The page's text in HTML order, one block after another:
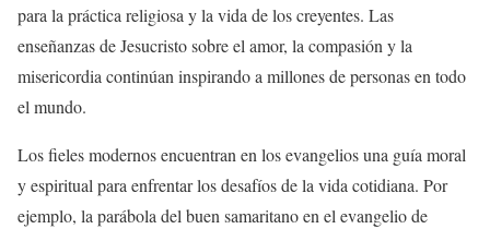
para la práctica religiosa y la vida de los creyentes. Las
enseñanzas de Jesucristo sobre el amor, la compasión y la
misericordia continúan inspirando a millones de personas en todo
el mundo.
Los fieles modernos encuentran en los evangelios una guía moral
y espiritual para enfrentar los desafíos de la vida cotidiana. Por
ejemplo, la parábola del buen samaritano en el evangelio de